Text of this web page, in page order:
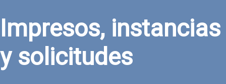
Impresos, instancias
y solicitudes